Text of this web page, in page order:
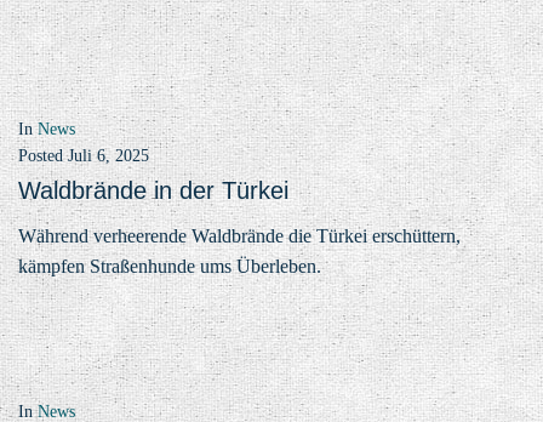
InNews
PostedJuli 6, 2025
Waldbrände in der Türkei
Während verheerende Waldbrände die Türkei erschüttern,
kämpfen Straßenhunde ums Überleben.
InNews